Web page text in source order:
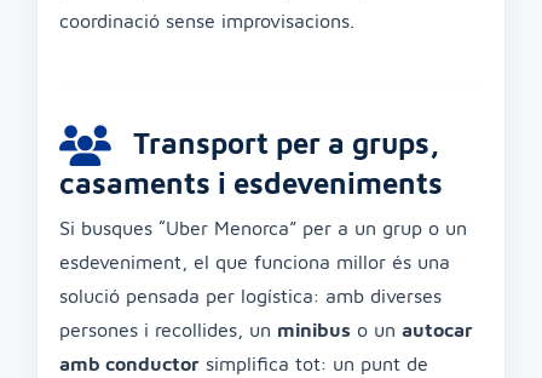
coordinació sense improvisacions.
Transport per a grups,
casaments i esdeveniments
Si busques “Uber Menorca” per a un grup o un
esdeveniment, el que funciona millor és una
solució pensada per logística: amb diverses
persones i recollides, un minibus o un autocar
amb conductor simplifica tot: un punt de